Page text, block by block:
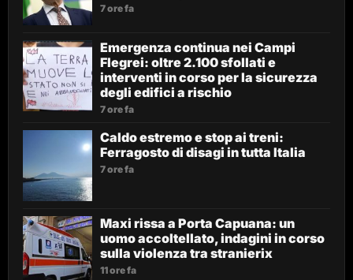
7 ore fa
Emergenza continua nei Campi
Flegrei: oltre 2.100 sfollati e
interventi in corso per la sicurezza
degli edifici a rischio
7 ore fa
Caldo estremo e stop ai treni:
Ferragosto di disagi in tutta Italia
7 ore fa
Maxi rissa a Porta Capuana: un
uomo accoltellato, indagini in corso
sulla violenza tra stranierix
11 ore fa